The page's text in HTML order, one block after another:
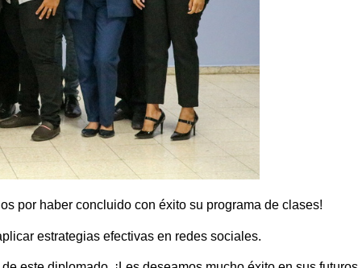
por haber concluido con éxito su programa de clases!
estrategias efectivas en redes sociales.